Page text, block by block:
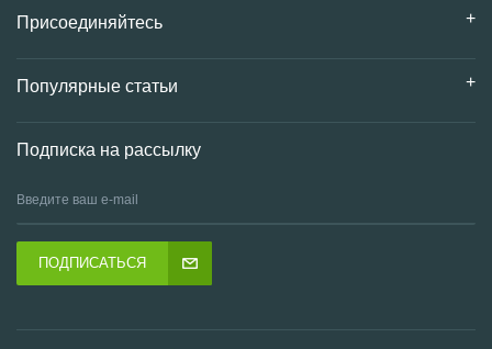
Присоединяйтесь
Популярные статьи
Подписка на рассылку
ПОДПИСАТЬСЯ